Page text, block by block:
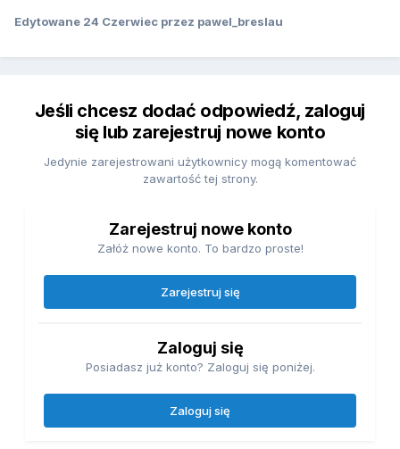
Edytowane 24 Czerwiec przez pawel_breslau
Jeśli chcesz dodać odpowiedź, zaloguj
się lub zarejestruj nowe konto
Jedynie zarejestrowani użytkownicy mogą komentować
zawartość tej strony.
Zarejestruj nowe konto
Załóż nowe konto. To bardzo proste!
Zarejestruj się
Zaloguj się
Posiadasz już konto? Zaloguj się poniżej.
Zaloguj się